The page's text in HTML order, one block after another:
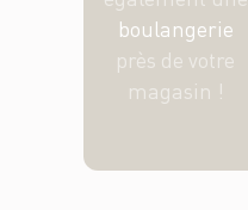
boulangerie
près de votre
magasin !